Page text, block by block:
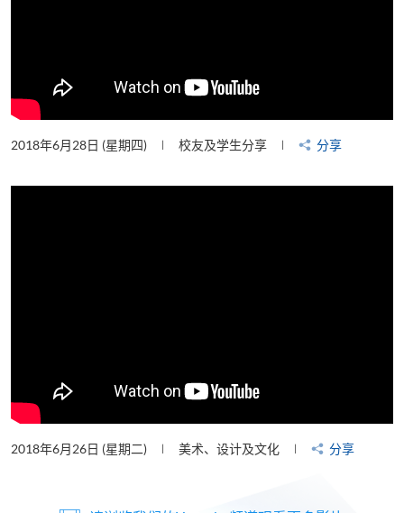
2018年6月28日 (星期四) 校友及学生分享 分享
2018年6月26日 (星期二) 美术、设计及文化 分享